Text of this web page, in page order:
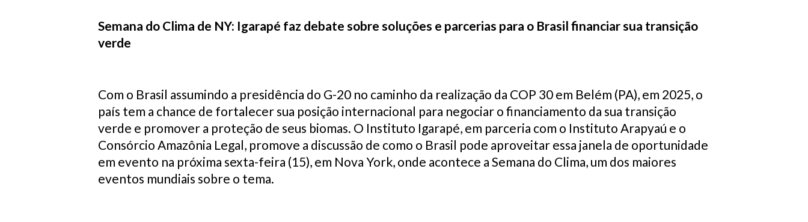
Semana do Clima de NY: Igarapé faz debate sobre soluções e parcerias para o Brasil financiar sua transição
verde
Com o Brasil assumindo a presidência do G-20 no caminho da realização da COP 30 em Belém (PA), em 2025, o
país tem a chance de fortalecer sua posição internacional para negociar o financiamento da sua transição
verde e promover a proteção de seus biomas. O Instituto Igarapé, em parceria com o Instituto Arapyaú e o
Consórcio Amazônia Legal, promove a discussão de como o Brasil pode aproveitar essa janela de oportunidade
em evento na próxima sexta-feira (15), em Nova York, onde acontece a Semana do Clima, um dos maiores
eventos mundiais sobre o tema.